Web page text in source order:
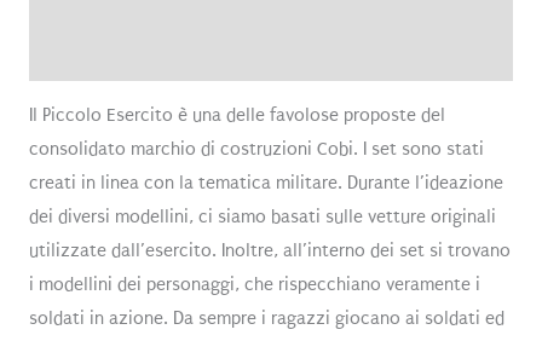
Il Piccolo Esercito è una delle favolose proposte del
consolidato marchio di costruzioni Cobi. I set sono stati
creati in linea con la tematica militare. Durante l’ideazione
dei diversi modellini, ci siamo basati sulle vetture originali
utilizzate dall’esercito. Inoltre, all’interno dei set si trovano
i modellini dei personaggi, che rispecchiano veramente i
soldati in azione. Da sempre i ragazzi giocano ai soldati ed